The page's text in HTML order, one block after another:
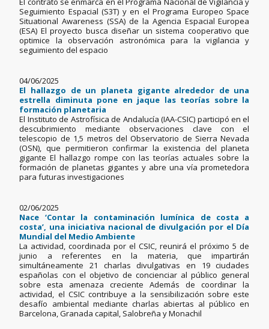
Seguimiento Espacial (S3T) y en el Programa Europeo Space
Situational Awareness (SSA) de la Agencia Espacial Europea
(ESA) El proyecto busca diseñar un sistema cooperativo que
optimice la observación astronómica para la vigilancia y
seguimiento del espacio
04/06/2025
El hallazgo de un planeta gigante alrededor de una
estrella diminuta pone en jaque las teorías sobre la
formación planetaria
El Instituto de Astrofísica de Andalucía (IAA-CSIC) participó en el
descubrimiento mediante observaciones clave con el
telescopio de 1,5 metros del Observatorio de Sierra Nevada
(OSN), que permitieron confirmar la existencia del planeta
gigante El hallazgo rompe con las teorías actuales sobre la
formación de planetas gigantes y abre una vía prometedora
para futuras investigaciones
02/06/2025
Nace ‘Contar la contaminación lumínica de costa a
costa’, una iniciativa nacional de divulgación por el Día
Mundial del Medio Ambiente
La actividad, coordinada por el CSIC, reunirá el próximo 5 de
junio a referentes en la materia, que impartirán
simultáneamente 21 charlas divulgativas en 19 ciudades
españolas con el objetivo de concienciar al público general
sobre esta amenaza creciente Además de coordinar la
actividad, el CSIC contribuye a la sensibilización sobre este
desafío ambiental mediante charlas abiertas al público en
Barcelona, Granada capital, Salobreña y Monachil